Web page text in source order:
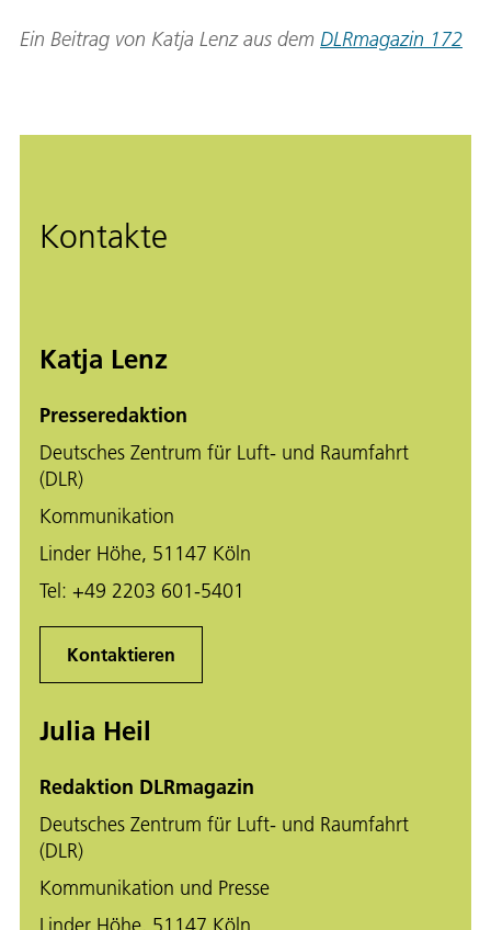
Ein Beitrag von Katja Lenzaus dem DLRmagazin 172
Kontakte
Katja Lenz
Presseredaktion
Deutsches Zentrum für Luft- und Raumfahrt
(DLR)
Kommunikation
Linder Höhe, 51147 Köln
Tel: +49 2203 601-5401
Kontaktieren
Julia Heil
Redaktion DLRmagazin
Deutsches Zentrum für Luft- und Raumfahrt
(DLR)
Kommunikation und Presse